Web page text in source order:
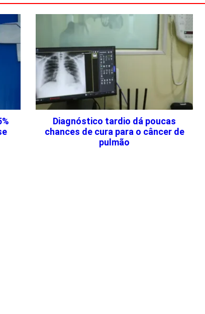
Diagnóstico tardio dá poucas
chances de cura para o câncer de
pulmão